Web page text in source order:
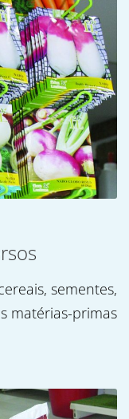
sementes,
matérias-primas